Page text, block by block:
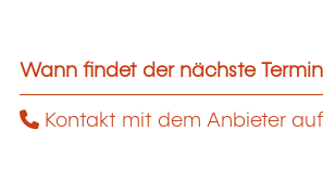
Wann findet der nächste
Kontakt mit dem Anbieter